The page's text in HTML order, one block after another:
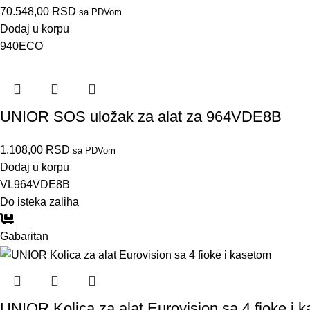
70.548,00 RSD sa PDVom
Dodaj u korpu
940ECO
UNIOR SOS uložak za alat za 964VDE8B
1.108,00 RSD sa PDVom
Dodaj u korpu
VL964VDE8B
Do isteka zaliha
Gabaritan